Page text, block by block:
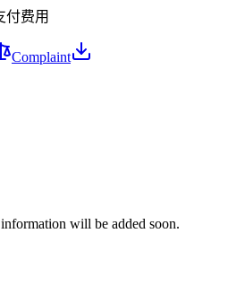
付费用
Complaint
will be added soon.